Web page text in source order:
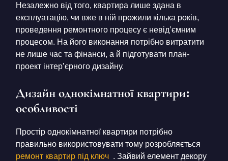
Незалежно від того, квартира лише здана в
експлуатацію, чи вже в ній прожили кілька років,
проведення ремонтного процесу є невід’ємним
процесом. На його виконання потрібно витратити
не лише час та фінанси, а й підготувати план-
проект інтер’єрного дизайну.
Дизайн однокімнатної квартири:
особливості
Простір однокімнатної квартири потрібно
правильно використовувати тому розробляється
ремонт квартир під ключ. Зайвий елемент декору